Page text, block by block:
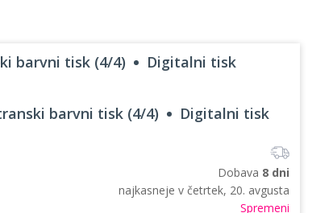
barvni tisk (4/4) Digitalni tisk
barvni tisk (4/4) Digitalni tisk
Dobava 8 dni
najkasneje v četrtek, 20. avgusta
Spremeni